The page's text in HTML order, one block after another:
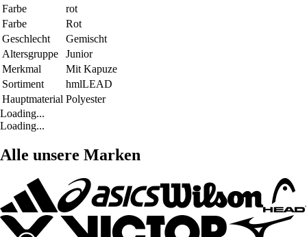
Farbe
rot
Farbe
Rot
Geschlecht
Gemischt
Altersgruppe
Junior
Merkmal
Mit Kapuze
Sortiment
hmlLEAD
Hauptmaterial Polyester
Loading...
Loading...
Alle unsere Marken